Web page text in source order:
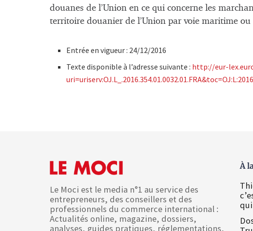
douanes de l’Union en ce qui concerne les
territoire douanier de l’Union par voie maritime ou
Entrée en vigueur : 24/12/2016
Texte disponible à l’adresse suivante : http://eur-
Le Moci est le media n°1 au service des
entrepreneurs, des conseillers et des
professionnels du commerce international :
Actualités online, magazine, dossiers,
analyses, guides pratiques, réglementations,
À